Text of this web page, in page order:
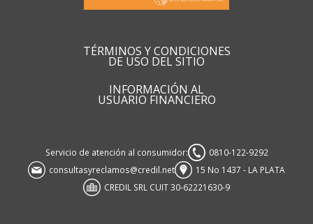
TÉRMINOS Y CONDICIONES
DE USO DEL SITIO
INFORMACIÓN AL
USUARIO FINANCIERO
Servicio de atención al consumidor:
0810-122-9292
consultasyreclamos@credil.net
15 No 1437 - LA PLATA
CREDIL SRL CUIT 30-62221630-9